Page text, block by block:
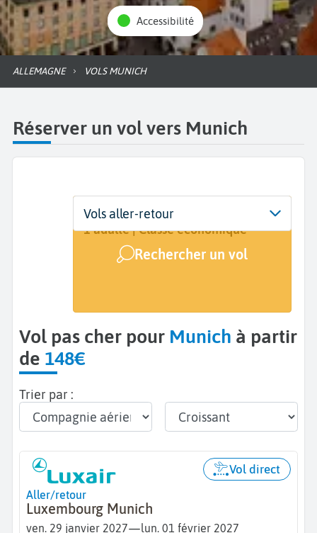
Accessibilité
ALLEMAGNE VOLS MUNICH
Réserver un vol vers Munich
Départ
De...
Dates
Dates de votre voyage
Voyageurs | Classe
1 adulte | Classe économique
Rechercher un vol
Vols aller-retour
Vol pas cher pour Munich à partir
de 148€
Trier par :
Aller/retour
Luxembourg Munich
ven. 29 janvier 2027—lun. 01 février 2027
Vol direct